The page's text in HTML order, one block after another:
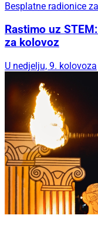
Besplatne radionice
Rastimo uz
za kolovoz
U nedjelju, 9. kolovoza